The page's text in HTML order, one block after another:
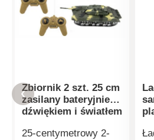
Zbiornik 2 szt. 25 cm
zasilany bateryjnie z
dźwiękiem i światłem
25-centymetrowy 2-